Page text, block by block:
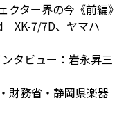
クター界の今《前編》
XK-7/7D、ヤマハ
タビュー：岩永昇三
財務省・静岡県楽器